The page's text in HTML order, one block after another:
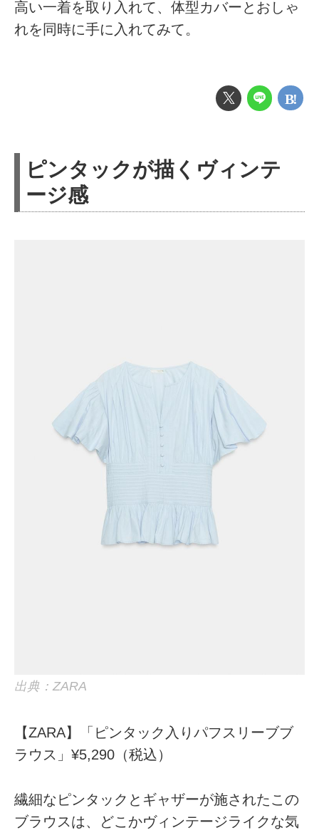
高い一着を取り入れて、体型カバーとおしゃ
れを同時に手に入れてみて。
ピンタックが描くヴィンテ
ージ感
出典：ZARA
【ZARA】「ピンタック入りパフスリーブブ
ラウス」¥5,290（税込）
繊細なピンタックとギャザーが施されたこの
ブラウスは、どこかヴィンテージライクな気